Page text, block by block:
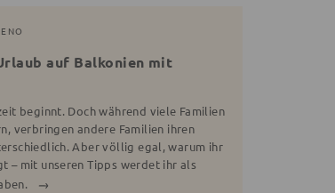
auf Balkonien mit
beginnt. Doch während viele Familien
verbringen andere Familien ihren
Aber völlig egal, warum ihr
– mit unseren Tipps werdet ihr als